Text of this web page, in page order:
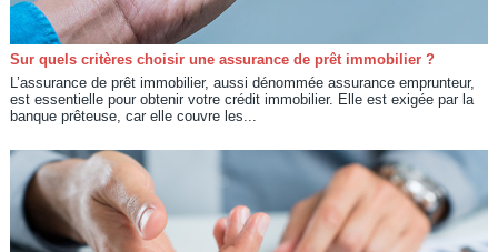
Sur quels critères choisir une assurance de prêt immobilier ?
L’assurance de prêt immobilier, aussi dénommée assurance emprunteur,
est essentielle pour obtenir votre crédit immobilier. Elle est exigée par la
banque prêteuse, car elle couvre les...